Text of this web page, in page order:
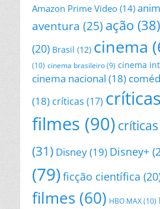
Amazon Prime Video (14)
aventura (25) ação (38)
(20) Brasil (12) cinema
(10) cinema brasileiro (9) cinema
cinema nacional (18)
(18) críticas (17)
filmes (90)
(31) Disney(19) Disney+
(79)ficção científica
filmes (60) HBO MAX(10)